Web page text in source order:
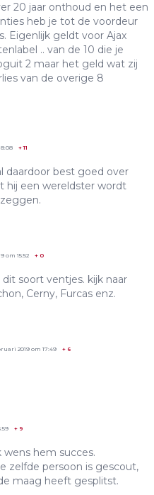
20 jaar onthoud en het een
heb je tot de voordeur
Eigenlijk geldt voor Ajax
.. van de 10 die je
2 maar het geld wat zij
van de overige 8
+11
daardoor best goed over
hij een wereldster wordt
om 15:52 + 0
soort ventjes. kijk naar
Cerny, Furcas enz.
2019 om 17:49 + 6
+ 9
hem succes.
zelfde persoon is gescout,
maag heeft gesplitst.